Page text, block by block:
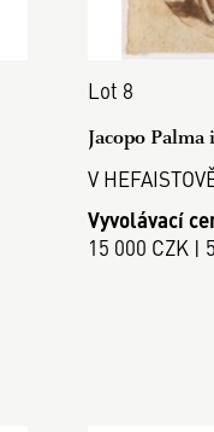
Lot 8
Jacopo
V
Vyvolávací
15 000 CZK |